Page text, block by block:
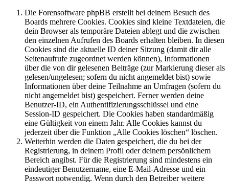
Die Forensoftware phpBB erstellt bei deinem Besuch des
Boards mehrere Cookies. Cookies sind kleine Textdateien, die
dein Browser als temporäre Dateien ablegt und die zwischen
den einzelnen Aufrufen des Boards erhalten bleiben. In diesen
Cookies sind die aktuelle ID deiner Sitzung (damit dir alle
Seitenaufrufe zugeordnet werden können), Informationen
über die von dir gelesenen Beiträge (zur Markierung dieser als
gelesen/ungelesen; sofern du nicht angemeldet bist) sowie
Informationen über deine Teilnahme an Umfragen (sofern du
nicht angemeldet bist) gespeichert. Ferner werden deine
Benutzer-ID, ein Authentifizierungsschlüssel und eine
Session-ID gespeichert. Die Cookies haben standardmäßig
eine Gültigkeit von einem Jahr. Alle Cookies kannst du
jederzeit über die Funktion „Alle Cookies löschen“ löschen.
Weiterhin werden die Daten gespeichert, die du bei der
Registrierung, in deinem Profil oder deinem persönlichem
Bereich angibst. Für die Registrierung sind mindestens ein
eindeutiger Benutzername, eine E-Mail-Adresse und ein
Passwort notwendig. Wenn durch den Betreiber weitere